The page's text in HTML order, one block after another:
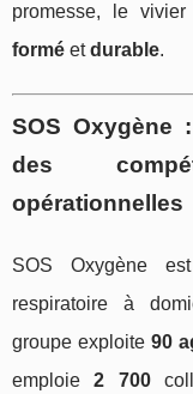
promesse, le
formé etdurable.
SOS Oxygène
des
opérationnelles
SOS Oxygène
respiratoire à
groupe exploite 90
emploie2 700